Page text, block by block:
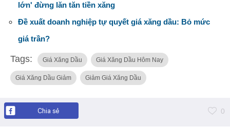
lớn' đừng lăn tăn tiền xăng
Đề xuất doanh nghiệp tự quyết giá xăng dầu: Bỏ mức
giá trần?
Tags: Giá Xăng Dầu Giá Xăng Dầu Hôm Nay
Giá Xăng Dầu Giảm Giảm Giá Xăng Dầu
Chia sẻ 0